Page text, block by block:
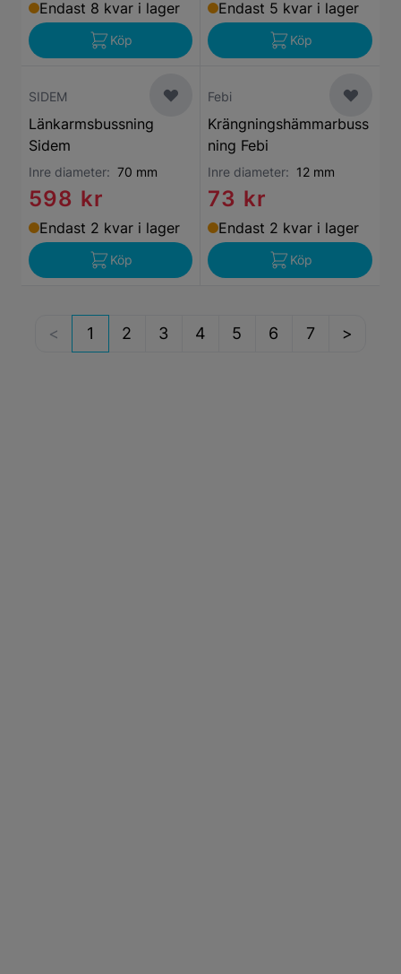
Endast 8 kvar i lager
Köp
Endast 5 kvar i lager
Köp
SIDEM
Länkarmsbussning
Sidem
Inre diameter: 70 mm
598 kr
Endast 2 kvar i lager
Köp
Febi
Krängningshämmarbuss
ning Febi
Inre diameter: 12 mm
73 kr
Endast 2 kvar i lager
Köp
1 2 3 4 5 6 7